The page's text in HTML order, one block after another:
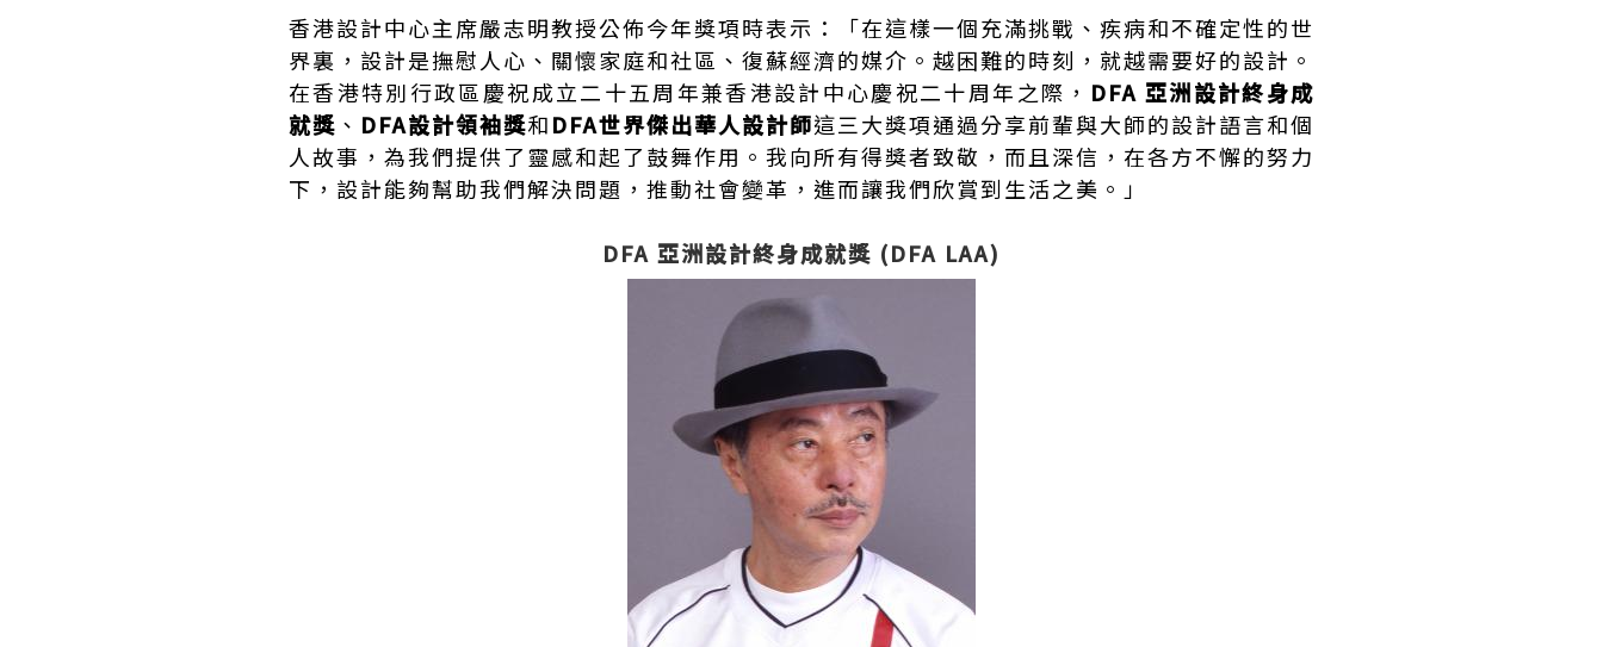
香港設計中心主席嚴志明教授公佈今年獎項時表示：「在這樣一個充滿挑戰、疾病和不確定性的世
界裏，設計是撫慰人心、關懷家庭和社區、復蘇經濟的媒介。越困難的時刻，就越需要好的設計。
在香港特別行政區慶祝成立二十五周年兼香港設計中心慶祝二十周年之際， DFA 亞洲設計終身成
就獎 、 DFA設計領袖獎和DFA世界傑出華人設計師這三大獎項通過分享前輩與大師的設計語言和個
人故事，為我們提供了靈感和起了鼓舞作用。我向所有得獎者致敬，而且深信，在各方不懈的努力
下，設計能夠幫助我們解決問題，推動社會變革，進而讓我們欣賞到生活之美。」
DFA 亞洲設計終身成就獎 (DFA LAA)